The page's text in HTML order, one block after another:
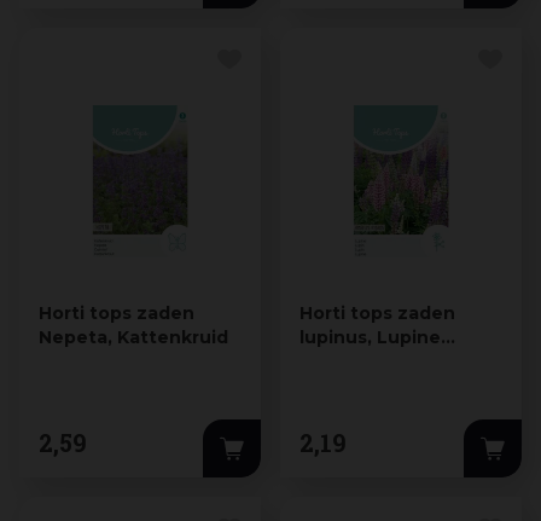
Horti tops zaden
Nepeta, Kattenkruid
2,59
Horti tops zaden
lupinus, Lupine
2,19